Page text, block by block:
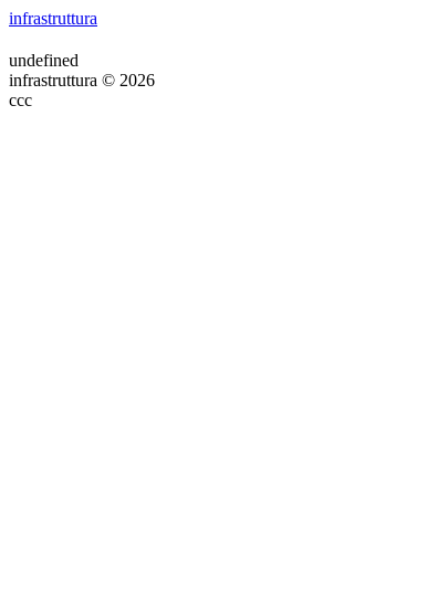
infrastruttura
undefined
infrastruttura © 2026
ссс